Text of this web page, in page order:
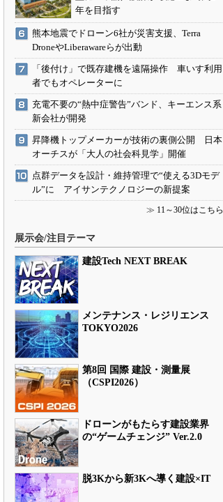
年を目指す
熊本地震でドローン6社が災害支援、Terra
DroneやLiberawareらが出動
「後付け」で既存建機を遠隔操作 車いす利用
者でもオペレーターに
充電不要の“熱中症警告”バンド、キーエンス系
新会社が開発
昇降機トップメーカーが技術の裏側公開 日本
オーチスが「大人の社会科見学」開催
点群データを設計・維持管理で“使える3Dモデ
ル”に アイサンテクノロジーの新提案
≫ 11～30位はこちら
展示会/注目テーマ
建設Tech NEXT BREAK
メンテナンス・レジリエンス
TOKYO2026
第8回 国際 建設・測量展
（CSPI2026）
ドローンがもたらす建設業界
の“ゲームチェンジ” Ver.2.0
脱3Kから新3Kへ導く建設×IT